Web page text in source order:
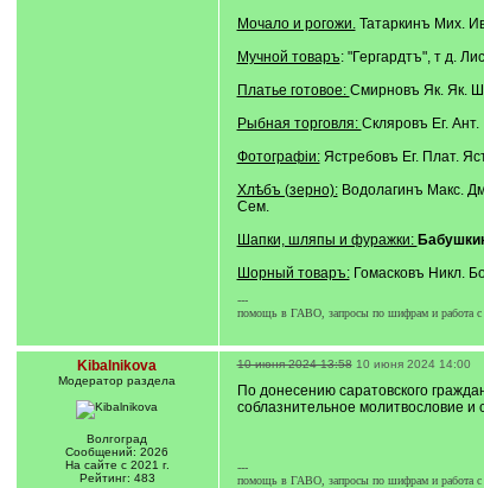
Мочало и рогожи.Татаркинъ Мих.
Мучной товаръ: "Гергардтъ", т д.
Платье готовое: Смирновъ Як. Як.
Рыбная торговля: Скляровъ Ег. Ант.
Фотографіи:Ястребовъ Ег. Плат.
Хлѣбъ (зерно):Водолагинъ Макс.
Сем.
Шапки, шляпы и фуражки:
Шорный товаръ:Гомасковъ Никл.
---
помощь в ГАВО, запросы по шифрам и работа с
Kibalnikova
Модератор раздела
Волгоград
Сообщений: 2026
На сайте с 2021 г.
Рейтинг: 483
10 июня 2024 13:58 10 июня 2024 14:00
По донесению саратовского
соблазнительное молитвословие и
---
помощь в ГАВО, запросы по шифрам и работа с